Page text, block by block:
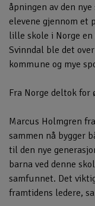
åpningen av den
elevene gjennom et
lille skole i Norge en
Svinndal ble det
kommune og mye
Fra Norge deltok for
Marcus Holmgren
sammen nå bygger
til den nye
barna ved denne
samfunnet. Det
framtidens ledere,